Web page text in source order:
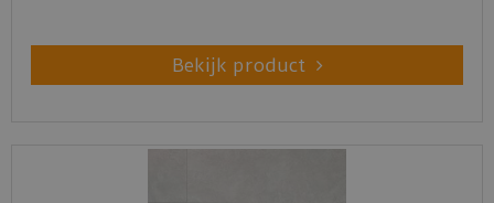
Bekijk product